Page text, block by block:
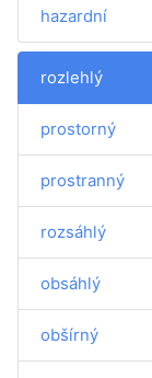
hazardní
rozlehlý
prostorný
prostranný
rozsáhlý
obsáhlý
obšírný